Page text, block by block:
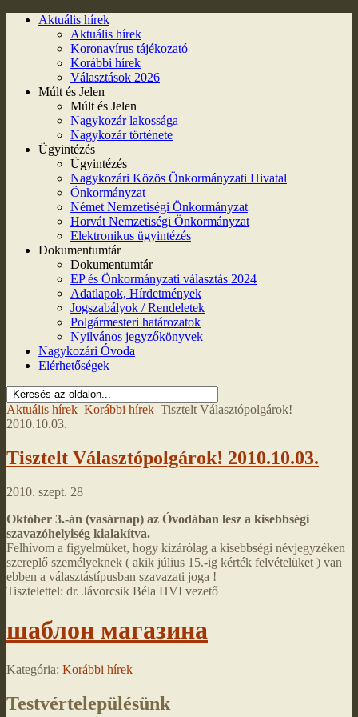
Aktuális hírek
Aktuális hírek
Koronavírus tájékozató
Korábbi hírek
Választások 2026
Múlt és Jelen
Múlt és Jelen
Nagykozár lakossága
Nagykozár története
Ügyintézés
Ügyintézés
Nagykozári Közös Önkormányzati Hivatal
Önkormányzat
Német Nemzetiségi Önkormányzat
Horvát Nemzetiségi Önkormányzat
Elektronikus ügyintézés
Dokumentumtár
Dokumentumtár
EP és Önkormányzati választás 2024
Adatlapok, Hírdetmények
Jogszabályok / Rendeletek
Polgármesteri határozatok
Nyilvános jegyzőkönyvek
Nagykozári Óvoda
Elérhetőségek
Aktuális hírek Korábbi hírek Tisztelt Választópolgárok!
2010.10.03.
Tisztelt Választópolgárok! 2010.10.03.
2010. szept. 28
Október 3.-án (vasárnap) az Óvodában lesz a kisebbségi
szavazóhelyiség kialakítva.
Felhívom a figyelmüket, hogy kizárólag a kisebbségi névjegyzéken
szereplő személyeknek ( akik július 15.-ig kérték felvételüket ) van
ebben a választástípusban szavazati joga !
Tisztelettel: dr. Jávorcsik Béla HVI vezető
шаблон магазина
Kategória: Korábbi hírek
Testvértelepülésünk